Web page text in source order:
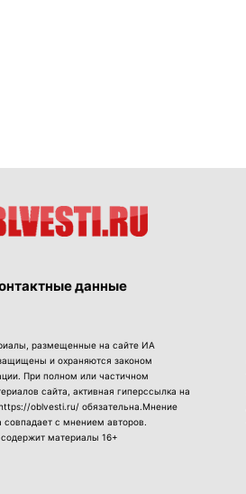
данные
размещенные на сайте ИА
и охраняются законом
При полном или частичном
сайта, активная гиперссылка на
oblvesti.ru/ обязательна.Мнение
совпадает с мнением авторов.
материалы 16+